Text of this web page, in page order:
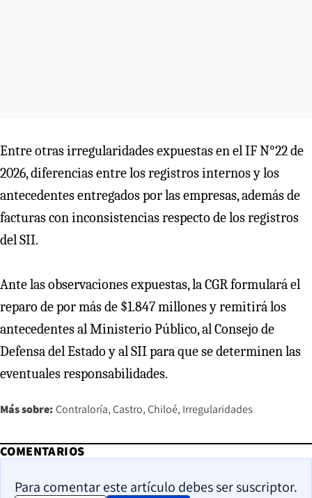
Entre otras irregularidades expuestas en el IF N°22 de
2026, diferencias entre los registros internos y los
antecedentes entregados por las empresas, además de
facturas con inconsistencias respecto de los registros
del SII.
Ante las observaciones expuestas, la CGR formulará el
reparo de por más de $1.847 millones y remitirá los
antecedentes al Ministerio Público, al Consejo de
Defensa del Estado y al SII para que se determinen las
eventuales responsabilidades.
Más sobre: Contraloría Castro Chiloé Irregularidades
COMENTARIOS
Para comentar este artículo debes ser suscriptor.